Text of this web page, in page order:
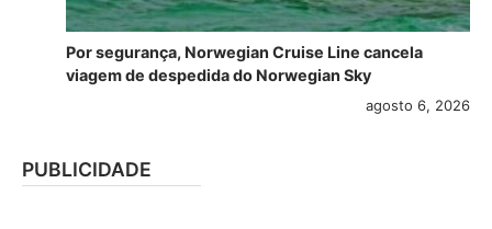
Por segurança, Norwegian Cruise Line cancela
viagem de despedida do Norwegian Sky
agosto 6, 2026
PUBLICIDADE